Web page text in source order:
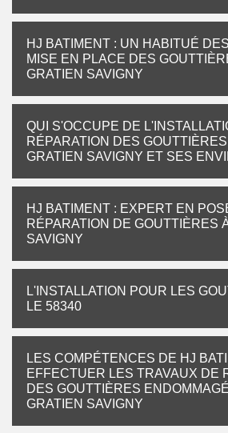
HJ BATIMENT : UN HABITUÉ
MISE EN PLACE DES
GRATIEN SAVIGNY
QUI S'OCCUPE DE
RÉPARATION DES
GRATIEN SAVIGNY ET SES
HJ BATIMENT : EXPERT EN
RÉPARATION DE GOUTTIÈRES
SAVIGNY
L'INSTALLATION POUR LES
LE 58340
LES COMPÉTENCES DE HJ
EFFECTUER LES TRAVAUX DE
DES GOUTTIÈRES
GRATIEN SAVIGNY